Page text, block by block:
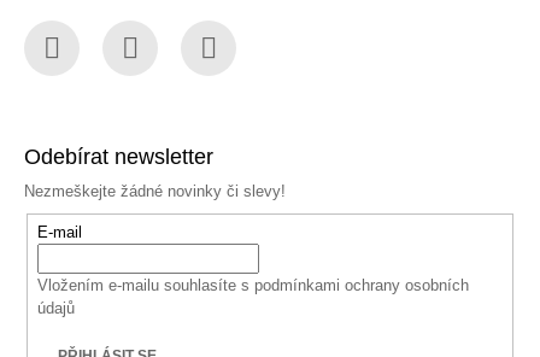
Odebírat newsletter
Nezmeškejte žádné novinky či slevy!
E-mail
Vložením e-mailu souhlasíte s podmínkami ochrany osobních
údajů